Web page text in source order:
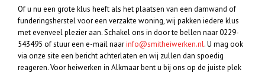
Of u nu een grote klus heeft als het plaatsen van een damwand of
funderingsherstel voor een verzakte woning, wij pakken iedere klus
met evenveel plezier aan. Schakel ons in door te bellen naar 0229-
543495 of stuur een e-mail naarinfo@smitheiwerken.nl. U mag ook
via onze site een bericht achterlaten en wij zullen dan spoedig
reageren. Voor heiwerken in Alkmaar bent u bij ons op de juiste plek